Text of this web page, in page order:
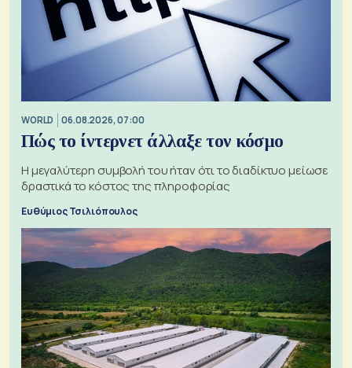
WORLD 06.08.2026, 07:00
Πώς το ίντερνετ άλλαξε τον κόσμο
Η μεγαλύτερη συμβολή του ήταν ότι το διαδίκτυο μείωσε
δραστικά το κόστος της πληροφορίας
Ευθύμιος Τσιλιόπουλος